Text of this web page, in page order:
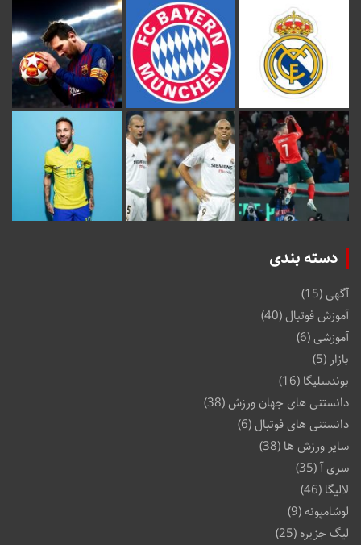
دسته بندی
آگهی(15)
آموزش فوتبال (40)
آموزشی(6)
بازار (5)
بوندسلیگا (16)
دانستنی های جهان ورزش(38)
دانستنی های فوتبال (6)
سایر ورزش ها (38)
سری آ(35)
لالیگا (46)
لوشامپونه(9)
لیگ جزیره (25)